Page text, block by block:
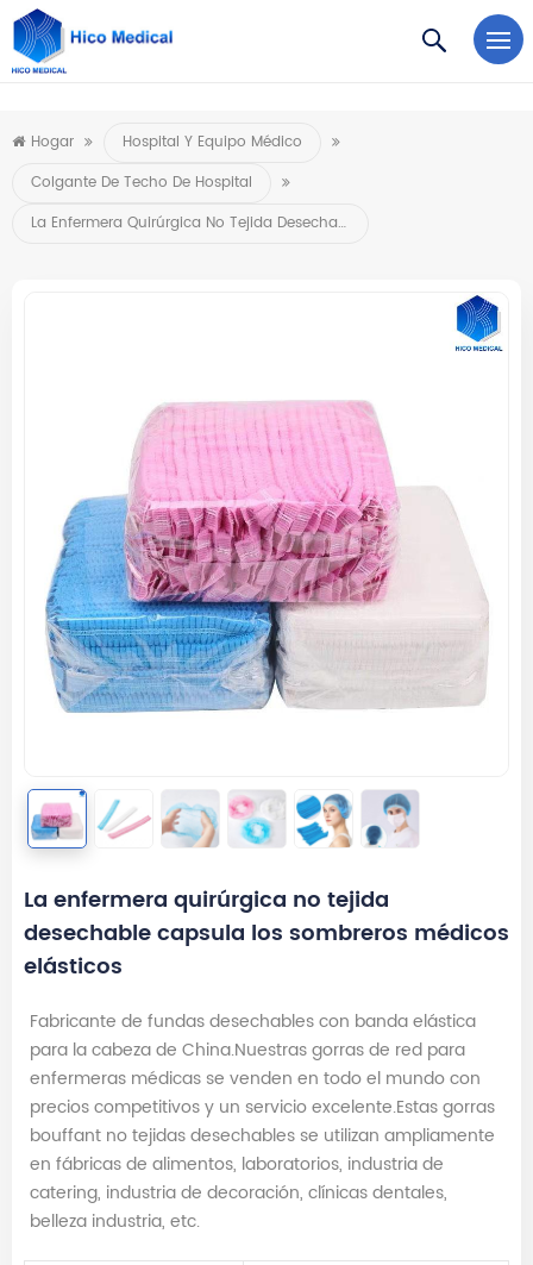
https://www.microsoft.com/en-us/microsoft-teams/log-in
Hogar
Hospital Y Equipo Médico
Colgante De Techo De Hospital
La Enfermera Quirúrgica No Tejida Desechable Capsula Los Sombreros Médicos Elásticos
La enfermera quirúrgica no tejida
desechable capsula los sombreros médicos
elásticos
Fabricante de fundas desechables con banda elástica
para la cabeza de China.Nuestras gorras de red para
enfermeras médicas se venden en todo el mundo con
precios competitivos y un servicio excelente.Estas gorras
bouffant no tejidas desechables se utilizan ampliamente
en fábricas de alimentos, laboratorios, industria de
catering, industria de decoración, clínicas dentales,
belleza industria, etc.